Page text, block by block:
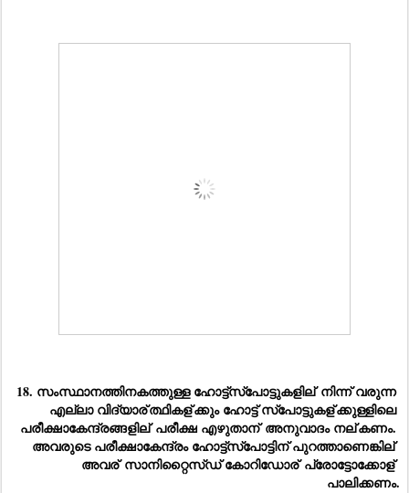
18. സംസ്ഥാനത്തിനകത്തുള്ള ഹോട്ട്‌സ്‌പോട്ടുകളില് നിന്ന് വരുന്ന
എല്ലാ വിദ്യാര്ത്ഥികള് ക്കും ഹോട്ട് സ്‌പോട്ടുകള്ക്കുള്ളിലെ
പരീക്ഷാകേന്ദ്രങ്ങളില് പരീക്ഷ എഴുതാന് അനുവാദം നല്കണം.
അവരുടെ പരീക്ഷാകേന്ദ്രം ഹോട്ട്‌സ്‌പോട്ടിന് പുറത്താണെങ്കില്
അവര് സാനിറ്റൈസ്ഡ് കോറിഡോര് പ്രോട്ടോക്കോള്
പാലിക്കണം.